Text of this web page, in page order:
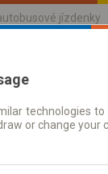
jízdenky
řády a jízdenky
technologies
or change